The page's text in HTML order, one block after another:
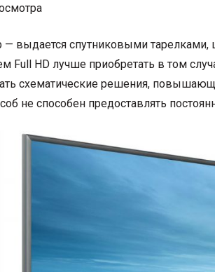
— выдается спутниковыми
Full HD лучше приобретать в том
схематические решения,
не способен предоставлять